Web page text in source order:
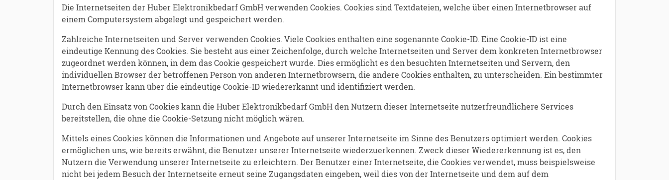
Die Internetseiten der Huber Elektronikbedarf GmbH verwenden Cookies. Cookies sind Textdateien, welche über einen Internetbrowser auf
einem Computersystem abgelegt und gespeichert werden.
Zahlreiche Internetseiten und Server verwenden Cookies. Viele Cookies enthalten eine sogenannte Cookie-ID. Eine Cookie-ID ist eine
eindeutige Kennung des Cookies. Sie besteht aus einer Zeichenfolge, durch welche Internetseiten und Server dem konkreten Internetbrowser
zugeordnet werden können, in dem das Cookie gespeichert wurde. Dies ermöglicht es den besuchten Internetseiten und Servern, den
individuellen Browser der betroffenen Person von anderen Internetbrowsern, die andere Cookies enthalten, zu unterscheiden. Ein bestimmter
Internetbrowser kann über die eindeutige Cookie-ID wiedererkannt und identifiziert werden.
Durch den Einsatz von Cookies kann die Huber Elektronikbedarf GmbH den Nutzern dieser Internetseite nutzerfreundlichere Services
bereitstellen, die ohne die Cookie-Setzung nicht möglich wären.
Mittels eines Cookies können die Informationen und Angebote auf unserer Internetseite im Sinne des Benutzers optimiert werden. Cookies
ermöglichen uns, wie bereits erwähnt, die Benutzer unserer Internetseite wiederzuerkennen. Zweck dieser Wiedererkennung ist es, den
Nutzern die Verwendung unserer Internetseite zu erleichtern. Der Benutzer einer Internetseite, die Cookies verwendet, muss beispielsweise
nicht bei jedem Besuch der Internetseite erneut seine Zugangsdaten eingeben, weil dies von der Internetseite und dem auf dem